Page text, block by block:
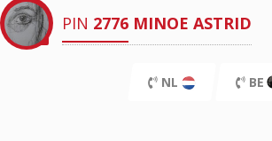
PIN 2776 MINOE ASTRID
NL BE